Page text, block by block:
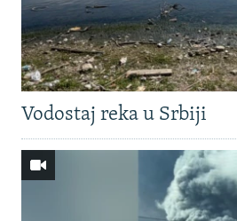
Vodostaj reka u Srbiji